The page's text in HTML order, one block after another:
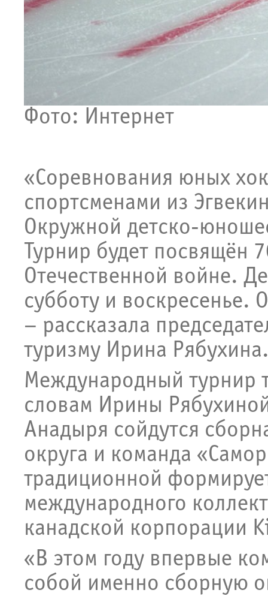
Фото: Интернет
«Соревнования юных
спортсменами из
Окружной детско-
Турнир будет
Отечественной войне.
субботу и воскресенье.
– рассказала
туризму Ирина
Международный турнир
словам Ирины
Анадыря сойдутся
округа и команда
традиционной
международного
канадской корпорации
«В этом году впервые
собой именно сборную